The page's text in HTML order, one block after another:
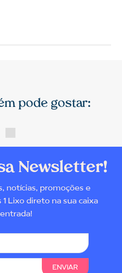
pode gostar:
Newsletter!
notícias, promoções e
Lixo direto na sua caixa